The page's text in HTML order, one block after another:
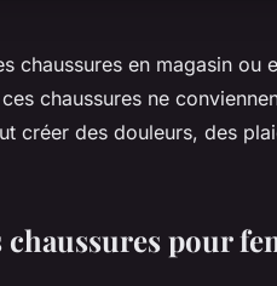
chaussures en magasin ou
chaussures ne
créer des douleurs, des
pour